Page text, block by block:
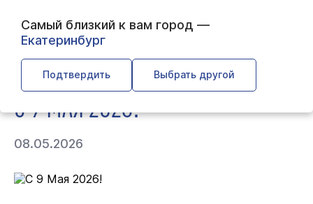
Самый близкий к вам город —
Екатеринбург
Подтвердить Выбрать другой
С 9 МАЯ 2026!
08.05.2026